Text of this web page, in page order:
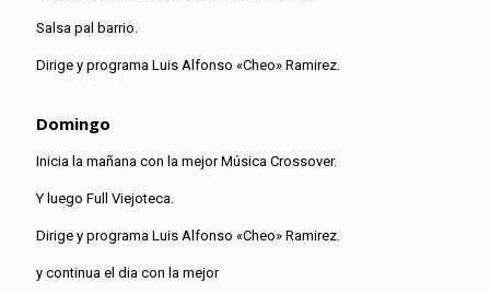
Salsa pal barrio.
Dirige y programa Luis Alfonso «Cheo» Ramirez.
Domingo
Inicia la mañana con la mejor Música Crossover.
Y luego Full Viejoteca.
Dirige y programa Luis Alfonso «Cheo» Ramirez.
y continua el dia con la mejor